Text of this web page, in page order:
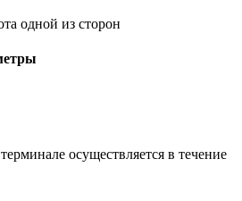
одной из сторон
осуществляется в течение